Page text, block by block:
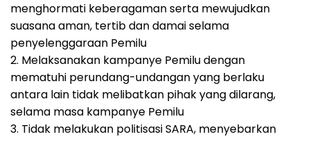
menghormati keberagaman serta mewujudkan
suasana aman, tertib dan damai selama
penyelenggaraan Pemilu
2. Melaksanakan kampanye Pemilu dengan
mematuhi perundang-undangan yang berlaku
antara lain tidak melibatkan pihak yang dilarang,
selama masa kampanye Pemilu
3. Tidak melakukan politisasi SARA, menyebarkan